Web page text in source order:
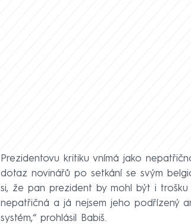
Prezidentovu kritiku vnímá jako
dotaz novinářů po setkání se svým
si, že pan prezident by mohl být i
nepatřičná a já nejsem jeho podřízený
systém,“ prohlásil Babiš.